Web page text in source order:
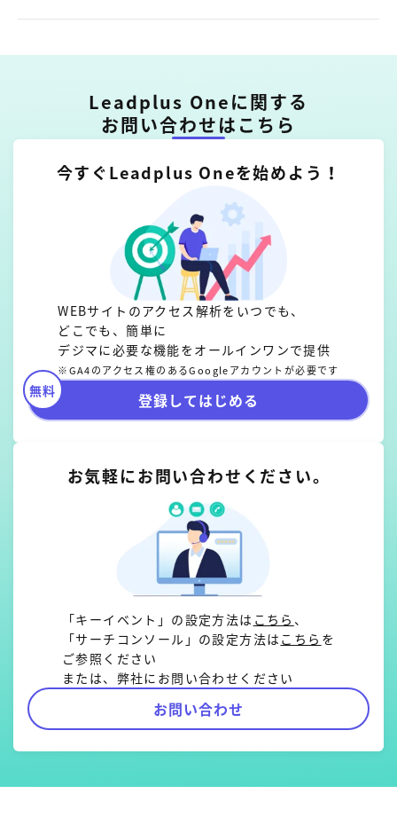
Leadplus Oneに関する
お問い合わせはこちら
今すぐLeadplus Oneを始めよう！
WEBサイトのアクセス解析をいつでも、
どこでも、簡単に
デジマに必要な機能をオールインワンで提供
※GA4のアクセス権のあるGoogleアカウントが必要です
無料 登録してはじめる
お気軽にお問い合わせください。
「キーイベント」の設定方法は こちら 、
「サーチコンソール」の設定方法は こちら を
ご参照ください
または、弊社にお問い合わせください
お問い合わせ